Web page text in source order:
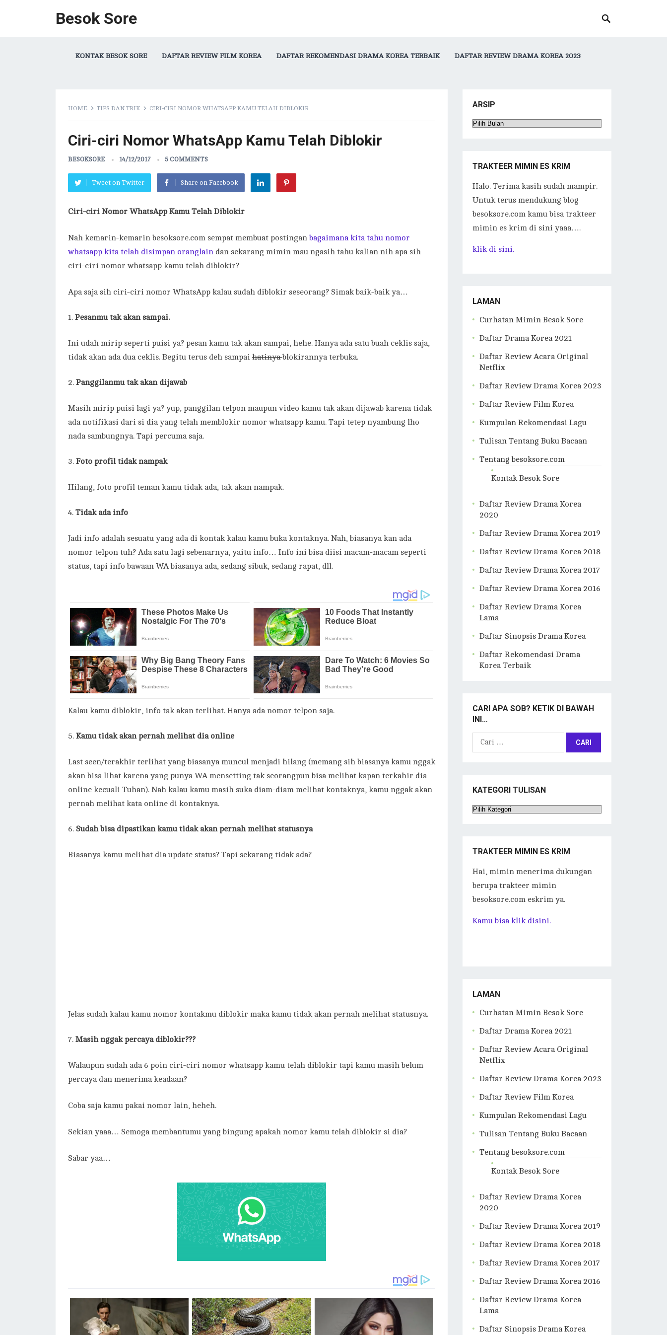
Besok Sore
KONTAK BESOK SORE DAFTAR REVIEW FILM KOREA DAFTAR REKOMENDASI DRAMA KOREA TERBAIK DAFTAR REVIEW DRAMA KOREA 2023
HOME TIPS DAN TRIK CIRI-CIRI NOMOR WHATSAPP KAMU TELAH DIBLOKIR
Ciri-ciri Nomor WhatsApp Kamu Telah Diblokir
BESOKSORE 14/12/2017 5 COMMENTS
Tweet on Twitter Share on Facebook
Ciri-ciri Nomor WhatsApp Kamu Telah Diblokir
Nah kemarin-kemarin besoksore.com sempat membuat postingan bagaimana kita tahu nomor
whatsapp kita telah disimpan oranglain dan sekarang mimin mau ngasih tahu kalian nih apa sih
ciri-ciri nomor whatsapp kamu telah diblokir?
Apa saja sih ciri-ciri nomor WhatsApp kalau sudah diblokir seseorang? Simak baik-baik ya…
Pesanmu tak akan sampai.
Ini udah mirip seperti puisi ya? pesan kamu tak akan sampai, hehe. Hanya ada satu buah ceklis saja,
tidak akan ada dua ceklis. Begitu terus deh sampai hatinyablokirannya terbuka.
Panggilanmu tak akan dijawab
Masih mirip puisi lagi ya? yup, panggilan telpon maupun video kamu tak akan dijawab karena tidak
ada notifikasi dari si dia yang telah memblokir nomor whatsapp kamu. Tapi tetep nyambung lho
nada sambungnya. Tapi percuma saja.
Foto profil tidak nampak
Hilang, foto profil teman kamu tidak ada, tak akan nampak.
Tidak ada info
Jadi info adalah sesuatu yang ada di kontak kalau kamu buka kontaknya. Nah, biasanya kan ada
nomor telpon tuh? Ada satu lagi sebenarnya, yaitu info… Info ini bisa diisi macam-macam seperti
status, tapi info bawaan WA biasanya ada, sedang sibuk, sedang rapat, dll.
Kalau kamu diblokir, info tak akan terlihat. Hanya ada nomor telpon saja.
Kamu tidak akan pernah melihat dia online
Last seen/terakhir terlihat yang biasanya muncul menjadi hilang (memang sih biasanya kamu nggak
akan bisa lihat karena yang punya WA mensetting tak seorangpun bisa melihat kapan terkahir dia
online kecuali Tuhan). Nah kalau kamu masih suka diam-diam melihat kontaknya, kamu nggak akan
pernah melihat kata online di kontaknya.
Sudah bisa dipastikan kamu tidak akan pernah melihat statusnya
Biasanya kamu melihat dia update status? Tapi sekarang tidak ada?
Jelas sudah kalau kamu nomor kontakmu diblokir maka kamu tidak akan pernah melihat statusnya.
Masih nggak percaya diblokir???
Walaupun sudah ada 6 poin ciri-ciri nomor whatsapp kamu telah diblokir tapi kamu masih belum
percaya dan menerima keadaan?
Coba saja kamu pakai nomor lain, heheh.
Sekian yaaa… Semoga membantumu yang bingung apakah nomor kamu telah diblokir si dia?
Sabar yaa…
ARSIP
Arsip
TRAKTEER MIMIN ES KRIM
Halo. Terima kasih sudah mampir.
Untuk terus mendukung blog
besoksore.com kamu bisa trakteer
mimin es krim di sini yaaa….
klik di sini.
LAMAN
Curhatan Mimin Besok Sore
Daftar Drama Korea 2021
Daftar Review Acara Original
Netflix
Daftar Review Drama Korea 2023
Daftar Review Film Korea
Kumpulan Rekomendasi Lagu
Tulisan Tentang Buku Bacaan
Tentang besoksore.com
Kontak Besok Sore
Daftar Review Drama Korea
2020
Daftar Review Drama Korea 2019
Daftar Review Drama Korea 2018
Daftar Review Drama Korea 2017
Daftar Review Drama Korea 2016
Daftar Review Drama Korea
Lama
Daftar Sinopsis Drama Korea
Daftar Rekomendasi Drama
Korea Terbaik
CARI APA SOB? KETIK DI BAWAH
INI…
Cari
KATEGORI TULISAN
Kategori
TRAKTEER MIMIN ES KRIM
Hai, mimin menerima dukungan
berupa trakteer mimin
besoksore.com eskrim ya.
Kamu bisa klik disini.
LAMAN
Curhatan Mimin Besok Sore
Daftar Drama Korea 2021
Daftar Review Acara Original
Netflix
Daftar Review Drama Korea 2023
Daftar Review Film Korea
Kumpulan Rekomendasi Lagu
Tulisan Tentang Buku Bacaan
Tentang besoksore.com
Kontak Besok Sore
Daftar Review Drama Korea
2020
Daftar Review Drama Korea 2019
Daftar Review Drama Korea 2018
Daftar Review Drama Korea 2017
Daftar Review Drama Korea 2016
Daftar Review Drama Korea
Lama
Daftar Sinopsis Drama Korea